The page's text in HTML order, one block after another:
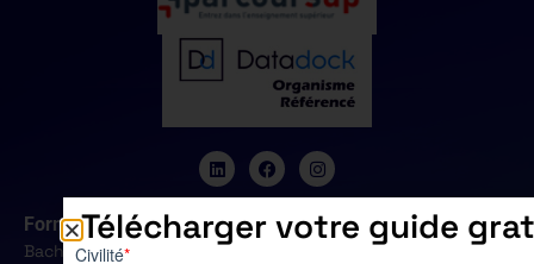
Formations
Bachelor Marketing et Développement des Activités
Télécharger votre guide